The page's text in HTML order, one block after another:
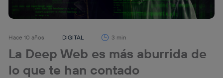
Hace 10 años DIGITAL 3 min
La Deep Web es más aburrida de
lo que te han contado